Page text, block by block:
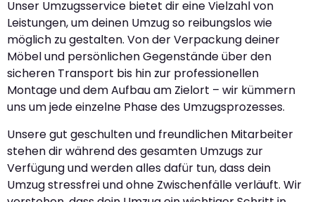
Unser Umzugsservice bietet dir eine Vielzahl von
Leistungen, um deinen Umzug so reibungslos wie
möglich zu gestalten. Von der Verpackung deiner
Möbel und persönlichen Gegenstände über den
sicheren Transport bis hin zur professionellen
Montage und dem Aufbau am Zielort – wir kümmern
uns um jede einzelne Phase des Umzugsprozesses.
Unsere gut geschulten und freundlichen Mitarbeiter
stehen dir während des gesamten Umzugs zur
Verfügung und werden alles dafür tun, dass dein
Umzug stressfrei und ohne Zwischenfälle verläuft. Wir